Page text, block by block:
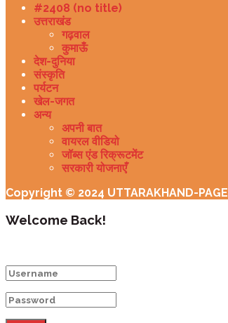
#2408 (no title)
उत्तराखंड
गढ़वाल
कुमाऊँ
देश-दुनिया
संस्कृति
पर्यटन
खेल-जगत
अन्य
अपनी बात
वायरल वीडियो
जॉब्स एंड रिक्रूटमेंट
सरकारी योजनाएँ
Copyright © 2024 UTTARAKHAND-PAGE
Welcome Back!